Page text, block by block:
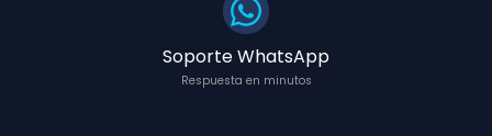
Soporte WhatsApp
Respuesta en minutos